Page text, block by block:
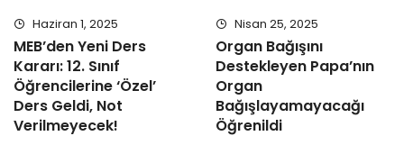
Haziran 1, 2025
MEB’den Yeni Ders
Kararı: 12. Sınıf
Öğrencilerine ‘Özel’
Ders Geldi, Not
Verilmeyecek!
Nisan 25, 2025
Organ Bağışını
Destekleyen Papa’nın
Organ
Bağışlayamayacağı
Öğrenildi